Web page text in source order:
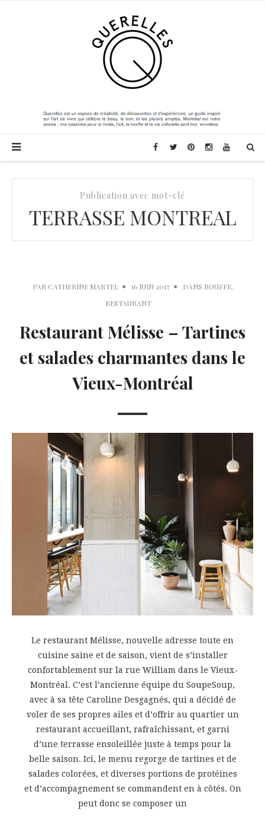
Publication avec mot-clé
TERRASSE MONTREAL
PAR CATHERINE MARTEL 16 JUIN 2017 DANS BOUFFE,
RESTAURANT
Restaurant Mélisse – Tartines
et salades charmantes dans le
Vieux-Montréal
Le restaurant Mélisse, nouvelle adresse toute en
cuisine saine et de saison, vient de s’installer
confortablement sur la rue William dans le Vieux-
Montréal. C’est l’ancienne équipe du SoupeSoup,
avec à sa tête Caroline Desgagnés, qui a décidé de
voler de ses propres ailes et d’offrir au quartier un
restaurant accueillant, rafraîchissant, et garni
d’une terrasse ensoleillée juste à temps pour la
belle saison. Ici, le menu regorge de tartines et de
salades colorées, et diverses portions de protéines
et d’accompagnement se commandent en à côtés. On
peut donc se composer un